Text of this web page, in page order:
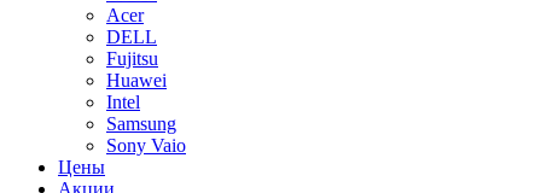
Acer
DELL
Fujitsu
Huawei
Intel
Samsung
Sony Vaio
Цены
Акции